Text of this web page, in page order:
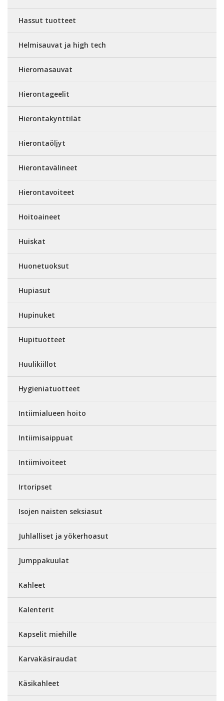
Hassut tuotteet
Helmisauvat ja high tech
Hieromasauvat
Hierontageelit
Hierontakynttilät
Hierontaöljyt
Hierontavälineet
Hierontavoiteet
Hoitoaineet
Huiskat
Huonetuoksut
Hupiasut
Hupinuket
Hupituotteet
Huulikiillot
Hygieniatuotteet
Intiimialueen hoito
Intiimisaippuat
Intiimivoiteet
Irtoripset
Isojen naisten seksiasut
Juhlalliset ja yökerhoasut
Jumppakuulat
Kahleet
Kalenterit
Kapselit miehille
Karvakäsiraudat
Käsikahleet